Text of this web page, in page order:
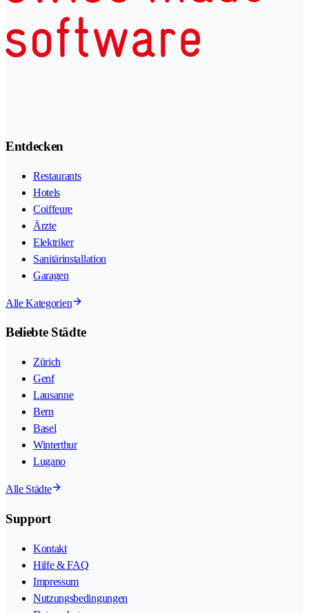
Entdecken
Restaurants
Hotels
Coiffeure
Ärzte
Elektriker
Sanitärinstallation
Garagen
Alle Kategorien
Beliebte Städte
Zürich
Genf
Lausanne
Bern
Basel
Winterthur
Lugano
Alle Städte
Support
Kontakt
Hilfe & FAQ
Impressum
Nutzungsbedingungen